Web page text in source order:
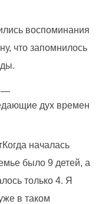
воспоминания
чтозапомнилось
—
дух времен
Когда началась
было 9 детей, а
только 4. Я
в таком